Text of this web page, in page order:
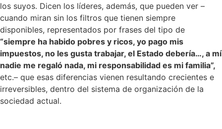
los suyos. Dicen los líderes, además, que pueden ver –
cuando miran sin los filtros que tienen siempre
disponibles, representados por frases del tipo de
“siempre ha habido pobres y ricos, yo pago mis
impuestos, no les gusta trabajar, el Estado debería…, a mí
nadie me regaló nada, mi responsabilidad es mi familia”,
etc.– que esas diferencias vienen resultando crecientes e
irreversibles, dentro del sistema de organización de la
sociedad actual.